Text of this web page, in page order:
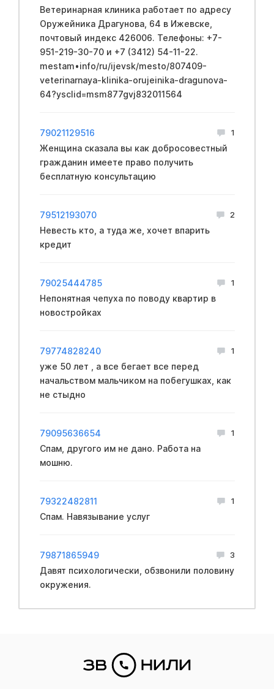
Ветеринарная клиника работает по адресу
Оружейника Драгунова, 64 в Ижевске,
почтовый индекс 426006. Телефоны: +7-
951-219-30-70 и +7 (3412) 54-11-22.
mestam•info/ru/ijevsk/mesto/807409-
veterinarnaya-klinika-orujeinika-dragunova-
64?ysclid=msm877gvj832011564
79021129516 1
Женщина сказала вы как добросовестный
гражданин имеете право получить
бесплатную консультацию
79512193070 2
Невесть кто, а туда же, хочет впарить
кредит
79025444785 1
Непонятная чепуха по поводу квартир в
новостройках
79774828240 1
уже 50 лет , а все бегает все перед
начальством мальчиком на побегушках, как
не стыдно
79095636654 1
Спам, другого им не дано. Работа на
мошню.
79322482811 1
Спам. Навязывание услуг
79871865949 3
Давят психологически, обзвонили половину
окружения.